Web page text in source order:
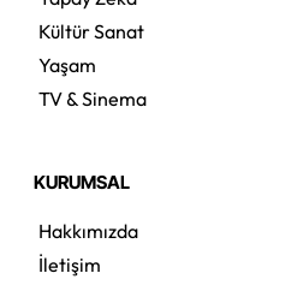
Kültür Sanat
Yaşam
TV & Sinema
KURUMSAL
Hakkımızda
İletişim